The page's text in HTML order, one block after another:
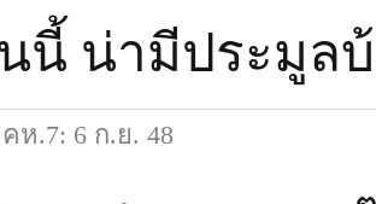
นี้ น่ามีประมูล
คห.7: 6 ก.ย. 48